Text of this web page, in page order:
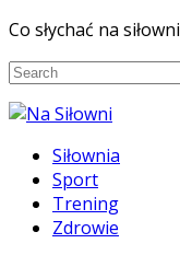
Co słychać na siłowni
Siłownia
Sport
Trening
Zdrowie